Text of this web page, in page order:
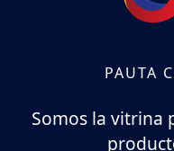
PAUTA
Somos la vitrina